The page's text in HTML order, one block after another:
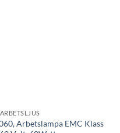
ARBETSLJUS
Arbetslampa EMC Klass